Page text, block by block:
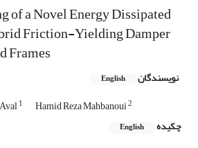
of a Novel Energy Dissipated
Friction-Yielding Damper
Frames
نویسندگان English
1 Hamid Reza Mahbanoui2
چکیده English